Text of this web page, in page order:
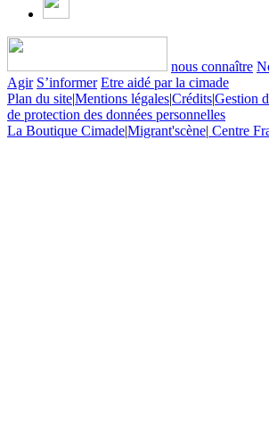
nous connaître
Agir S’informer Etre aidé par la cimade
Plan du site|Mentions légales|Crédits|Gestion
de protection des données personnelles
La Boutique Cimade|Migrant'scène| Centre